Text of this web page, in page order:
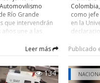
Río Grande
que intervendrán
une a las
capital fueguina.
organizadores
etapas,
edición pasada
entremedio
Leer más
como
en la
nacional”
país. En
Ha
autoridad
Publicado
134